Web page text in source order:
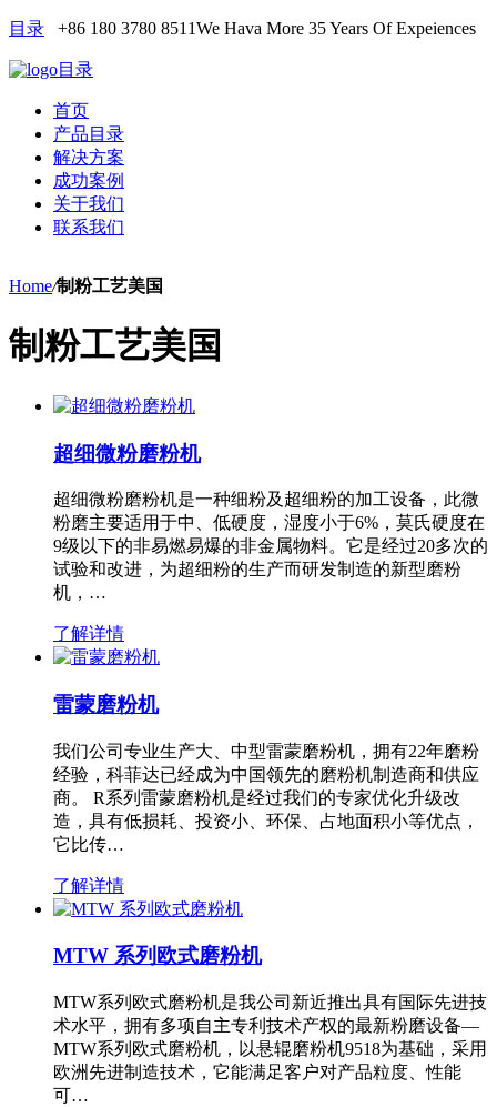
目录 +86 180 3780 8511We Hava More 35 Years Of Expeiences
目录
首页
产品目录
解决方案
成功案例
关于我们
联系我们
Home/制粉工艺美国
制粉工艺美国
超细微粉磨粉机
超细微粉磨粉机是一种细粉及超细粉的加工设备，此微
粉磨主要适用于中、低硬度，湿度小于6%，莫氏硬度在
9级以下的非易燃易爆的非金属物料。它是经过20多次的
试验和改进，为超细粉的生产而研发制造的新型磨粉
机，…
了解详情
雷蒙磨粉机
我们公司专业生产大、中型雷蒙磨粉机，拥有22年磨粉
经验，科菲达已经成为中国领先的磨粉机制造商和供应
商。 R系列雷蒙磨粉机是经过我们的专家优化升级改
造，具有低损耗、投资小、环保、占地面积小等优点，
它比传…
了解详情
MTW 系列欧式磨粉机
MTW系列欧式磨粉机是我公司新近推出具有国际先进技
术水平，拥有多项自主专利技术产权的最新粉磨设备—
MTW系列欧式磨粉机，以悬辊磨粉机9518为基础，采用
欧洲先进制造技术，它能满足客户对产品粒度、性能
可…